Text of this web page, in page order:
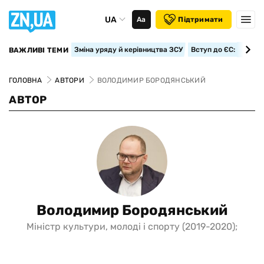
UA Аа Підтримати
ВАЖЛИВІ ТЕМИ Зміна уряду й керівництва ЗСУ Вступ до ЄС:
ГОЛОВНА АВТОРИ ВОЛОДИМИР БОРОДЯНСЬКИЙ
АВТОР
Володимир Бородянський
Міністр культури, молоді і спорту (2019-2020);